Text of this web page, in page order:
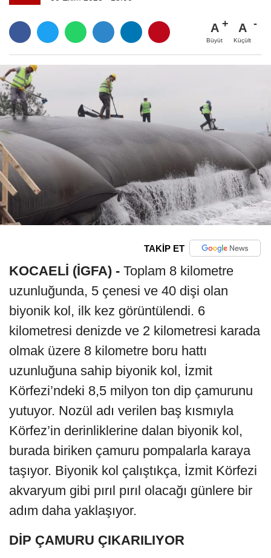
A
Büyüt
A
Küçült
TAKİP ET
KOCAELİ (İGFA) - Toplam 8 kilometre
uzunluğunda, 5 çenesi ve 40 dişi olan
biyonik kol, ilk kez görüntülendi. 6
kilometresi denizde ve 2 kilometresi karada
olmak üzere 8 kilometre boru hattı
uzunluğuna sahip biyonik kol, İzmit
Körfezi’ndeki 8,5 milyon ton dip çamurunu
yutuyor. Nozül adı verilen baş kısmıyla
Körfez’in derinliklerine dalan biyonik kol,
burada biriken çamuru pompalarla karaya
taşıyor. Biyonik kol çalıştıkça, İzmit Körfezi
akvaryum gibi pırıl pırıl olacağı günlere bir
adım daha yaklaşıyor.
DİP ÇAMURU ÇIKARILIYOR